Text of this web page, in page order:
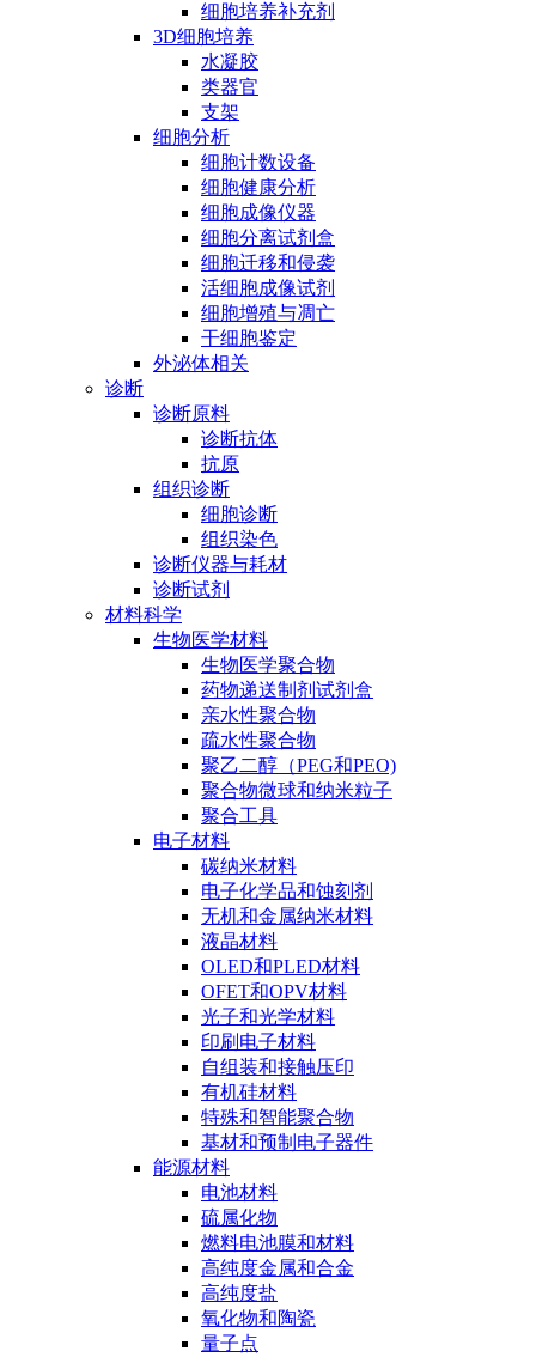
细胞培养补充剂
3D细胞培养
水凝胶
类器官
支架
细胞分析
细胞计数设备
细胞健康分析
细胞成像仪器
细胞分离试剂盒
细胞迁移和侵袭
活细胞成像试剂
细胞增殖与凋亡
干细胞鉴定
外泌体相关
诊断
诊断原料
诊断抗体
抗原
组织诊断
细胞诊断
组织染色
诊断仪器与耗材
诊断试剂
材料科学
生物医学材料
生物医学聚合物
药物递送制剂试剂盒
亲水性聚合物
疏水性聚合物
聚乙二醇（PEG和PEO)
聚合物微球和纳米粒子
聚合工具
电子材料
碳纳米材料
电子化学品和蚀刻剂
无机和金属纳米材料
液晶材料
OLED和PLED材料
OFET和OPV材料
光子和光学材料
印刷电子材料
自组装和接触压印
有机硅材料
特殊和智能聚合物
基材和预制电子器件
能源材料
电池材料
硫属化物
燃料电池膜和材料
高纯度金属和合金
高纯度盐
氧化物和陶瓷
量子点